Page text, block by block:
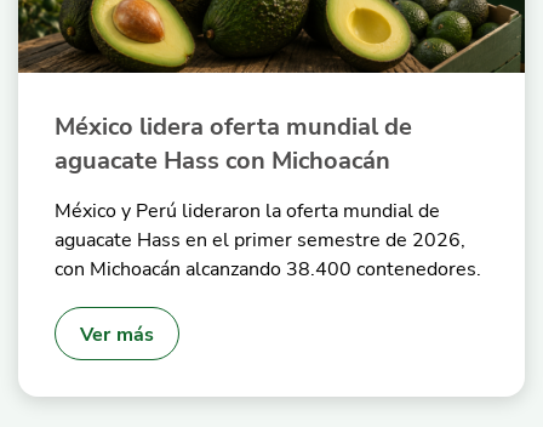
México lidera oferta mundial de
aguacate Hass con Michoacán
México y Perú lideraron la oferta mundial de
aguacate Hass en el primer semestre de 2026,
con Michoacán alcanzando 38.400 contenedores.
Ver más